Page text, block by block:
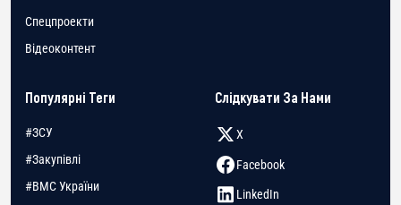
Спецпроекти
Відеоконтент
Популярні Теги
#ЗСУ
#Закупівлі
#ВМС України
Слідкувати За Нами
X
Facebook
LinkedIn